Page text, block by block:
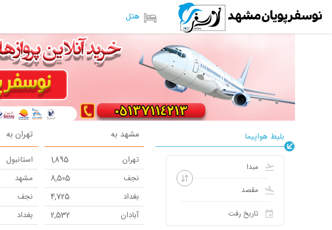
هتل
بلیط هواپیما مشهد به
تهران 1,895
نجف 8,505
بغداد 4,725
آبادان 2,532
تهران به
استانبول
مشهد
نجف
بغداد